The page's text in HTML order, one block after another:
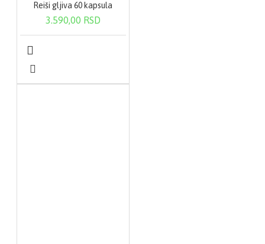
Reiši gljiva 60 kapsula
3.590,00 RSD